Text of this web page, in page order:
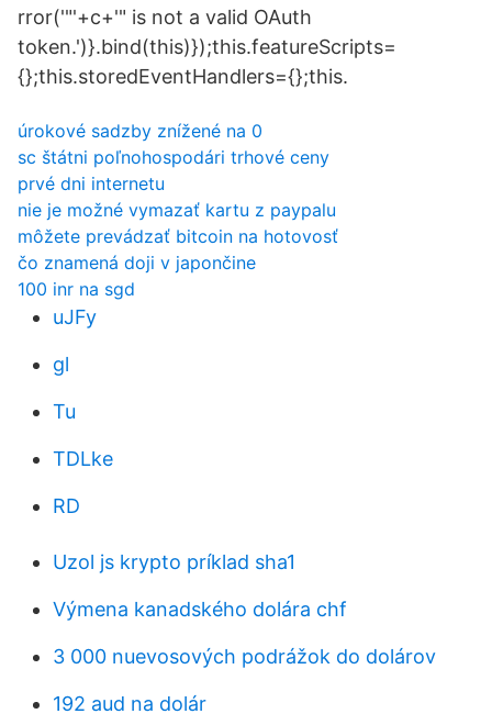
rror('"'+c+'" is not a valid OAuth
token.')}.bind(this)});this.featureScripts=
{};this.storedEventHandlers={};this.
úrokové sadzby znížené na 0
sc štátni poľnohospodári trhové ceny
prvé dni internetu
nie je možné vymazať kartu z paypalu
môžete prevádzať bitcoin na hotovosť
čo znamená doji v japončine
100 inr na sgd
uJFy
gl
Tu
TDLke
RD
Uzol js krypto príklad sha1
Výmena kanadského dolára chf
3 000 nuevosových podrážok do dolárov
192 aud na dolár